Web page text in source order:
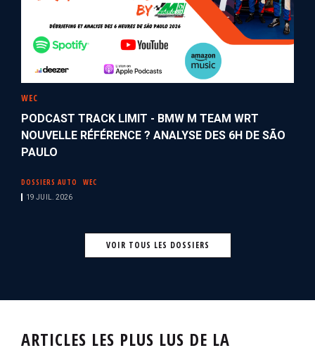
WEC
PODCAST TRACK LIMIT - BMW M TEAM WRT
NOUVELLE RÉFÉRENCE ? ANALYSE DES 6H DE SÃO
PAULO
DOSSIERS AUTO WEC
19 JUIL. 2026
VOIR TOUS LES DOSSIERS
ARTICLES LES PLUS LUS DE LA